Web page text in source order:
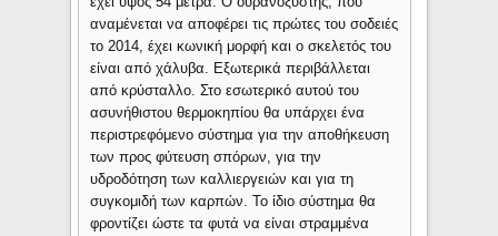
αναμένεται να αποφέρει τις πρώτες του σοδειές
το 2014, έχει κωνική μορφή και ο σκελετός του
είναι από χάλυβα. Εξωτερικά περιβάλλεται
από κρύσταλλο. Στο εσωτερικό αυτού του
ασυνήθιστου θερμοκηπίου θα υπάρχει ένα
περιστρεφόμενο σύστημα για την αποθήκευση
των προς φύτευση σπόρων, για την
υδροδότηση των καλλιεργειών και για τη
συγκομιδή των καρπών. Το ίδιο σύστημα θα
φροντίζει ώστε τα φυτά να είναι στραμμένα